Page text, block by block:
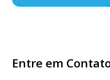
Entre em